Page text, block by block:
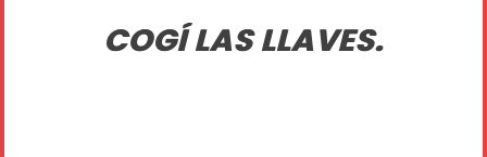
COGÍ LAS LLAVES.